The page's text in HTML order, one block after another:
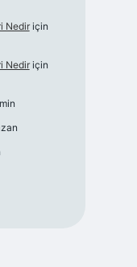
Nediriçin
Nediriçin